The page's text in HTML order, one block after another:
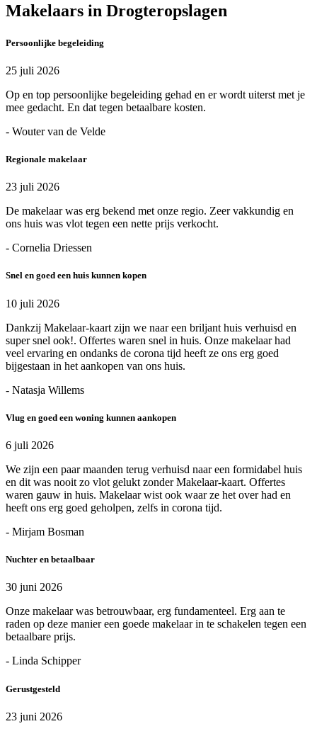
Makelaars in Drogteropslagen
Persoonlijke begeleiding
25 juli 2026
Op en top persoonlijke begeleiding gehad en er wordt uiterst met je
mee gedacht. En dat tegen betaalbare kosten.
- Wouter van de Velde
Regionale makelaar
23 juli 2026
De makelaar was erg bekend met onze regio. Zeer vakkundig en
ons huis was vlot tegen een nette prijs verkocht.
- Cornelia Driessen
Snel en goed een huis kunnen kopen
10 juli 2026
Dankzij Makelaar-kaart zijn we naar een briljant huis verhuisd en
super snel ook!. Offertes waren snel in huis. Onze makelaar had
veel ervaring en ondanks de corona tijd heeft ze ons erg goed
bijgestaan in het aankopen van ons huis.
- Natasja Willems
Vlug en goed een woning kunnen aankopen
6 juli 2026
We zijn een paar maanden terug verhuisd naar een formidabel huis
en dit was nooit zo vlot gelukt zonder Makelaar-kaart. Offertes
waren gauw in huis. Makelaar wist ook waar ze het over had en
heeft ons erg goed geholpen, zelfs in corona tijd.
- Mirjam Bosman
Nuchter en betaalbaar
30 juni 2026
Onze makelaar was betrouwbaar, erg fundamenteel. Erg aan te
raden op deze manier een goede makelaar in te schakelen tegen een
betaalbare prijs.
- Linda Schipper
Gerustgesteld
23 juni 2026